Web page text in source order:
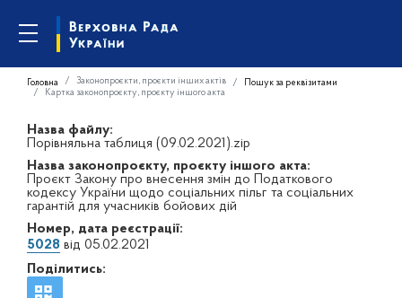
Головна Законопроєкти, проєкти інших актів
Пошук за реквізитами
Картка законопроєкту, проєкту іншого акта
Назва файлу:
Порівняльна таблиця (09.02.2021).zip
Назва законопроєкту, проєкту іншого акта:
Проєкт Закону про внесення змін до Податкового
кодексу України щодо соціальних пільг та соціальних
гарантій для учасників бойових дій
Номер, дата реєстрації:
5028 від 05.02.2021
Поділитись: